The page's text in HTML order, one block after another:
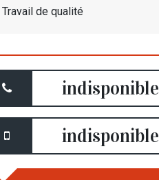
Travail de qualité
indisponible
indisponible